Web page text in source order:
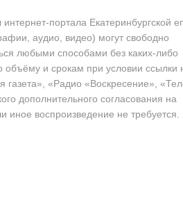
портала Екатеринбургской
аудио, видео) могут свободно
любыми способами без каких-либо
объёму и срокам при условии ссылки
газета», «Радио «Воскресение»,
дополнительного согласования на
иное воспроизведение не требуется.